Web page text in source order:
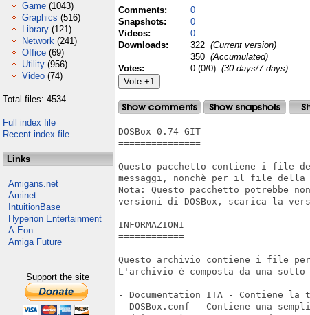
Game (1043)
Graphics (516)
Library (121)
Network (241)
Office (69)
Utility (956)
Video (74)
Total files: 4534
Full index file
Recent index file
Links
Amigans.net
Aminet
IntuitionBase
Hyperion Entertainment
A-Eon
Amiga Future
Support the site
Comments:
0
Snapshots:
0
Videos:
0
Downloads:
322 (Current version)
350 (Accumulated)
Votes:
0 (0/0) (30 days/7 days)
DOSBox 0.74 GIT
===============
Questo pacchetto contiene i file
messaggi, nonchè per il file della
Nota: Questo pacchetto potrebbe
versioni di DOSBox, scarica la
INFORMAZIONI
============
Questo archivio contiene i file
L'archivio è composta da una
- Documentation ITA - Contiene la
- DOSBox.conf - Contiene una